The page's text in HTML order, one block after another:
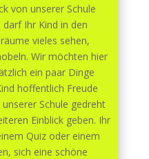
von unserer Schule
Ihr Kind in den
vieles sehen,
Wir möchten hier
ein paar Dinge
hoffentlich Freude
Schule gedreht
Einblick geben. Ihr
Quiz oder einem
sich eine schöne